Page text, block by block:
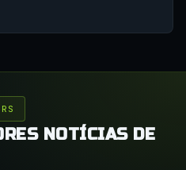
NOTÍCIAS DE